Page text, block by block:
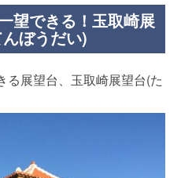
望できる！玉取崎展
ぼうだい)
る展望台、玉取崎展望台(た